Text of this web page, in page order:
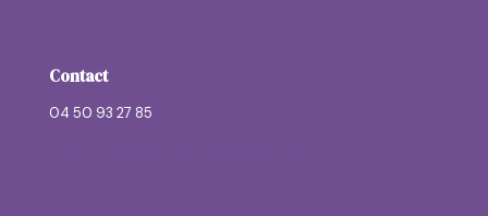
Contact
04 50 93 27 85